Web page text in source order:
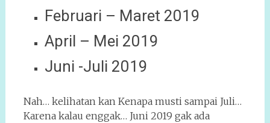
Februari – Maret 2019
April – Mei 2019
Juni -Juli 2019
Nah… kelihatan kan Kenapa musti sampai Juli…
Karena kalau enggak… Juni 2019 gak ada